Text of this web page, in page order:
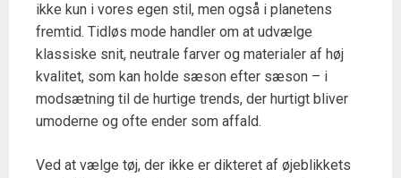
ikke kun i vores egen stil, men også i planetens
fremtid. Tidløs mode handler om at udvælge
klassiske snit, neutrale farver og materialer af høj
kvalitet, som kan holde sæson efter sæson – i
modsætning til de hurtige trends, der hurtigt bliver
umoderne og ofte ender som affald.
Ved at vælge tøj, der ikke er dikteret af øjeblikkets